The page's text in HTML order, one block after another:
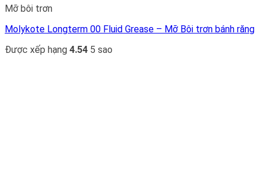
Mỡ bôi trơn
Molykote Longterm 00 Fluid Grease – Mỡ Bôi trơn bánh răng
Được xếp hạng 4.54 5 sao